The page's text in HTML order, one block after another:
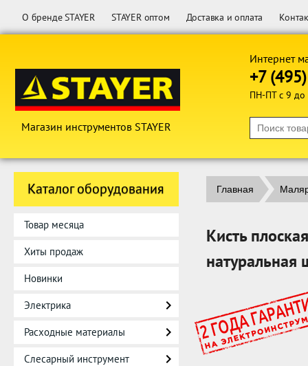
О бренде STAYER STAYER оптом Доставка и оплата
Магазин инструментов STAYER
Интернет
+7
ПН-ПТ с 9 до
Каталог оборудования
Товар месяца
Хиты продаж
Новинки
Электрика
Расходные материалы
Слесарный инструмент
Главная
Кисть